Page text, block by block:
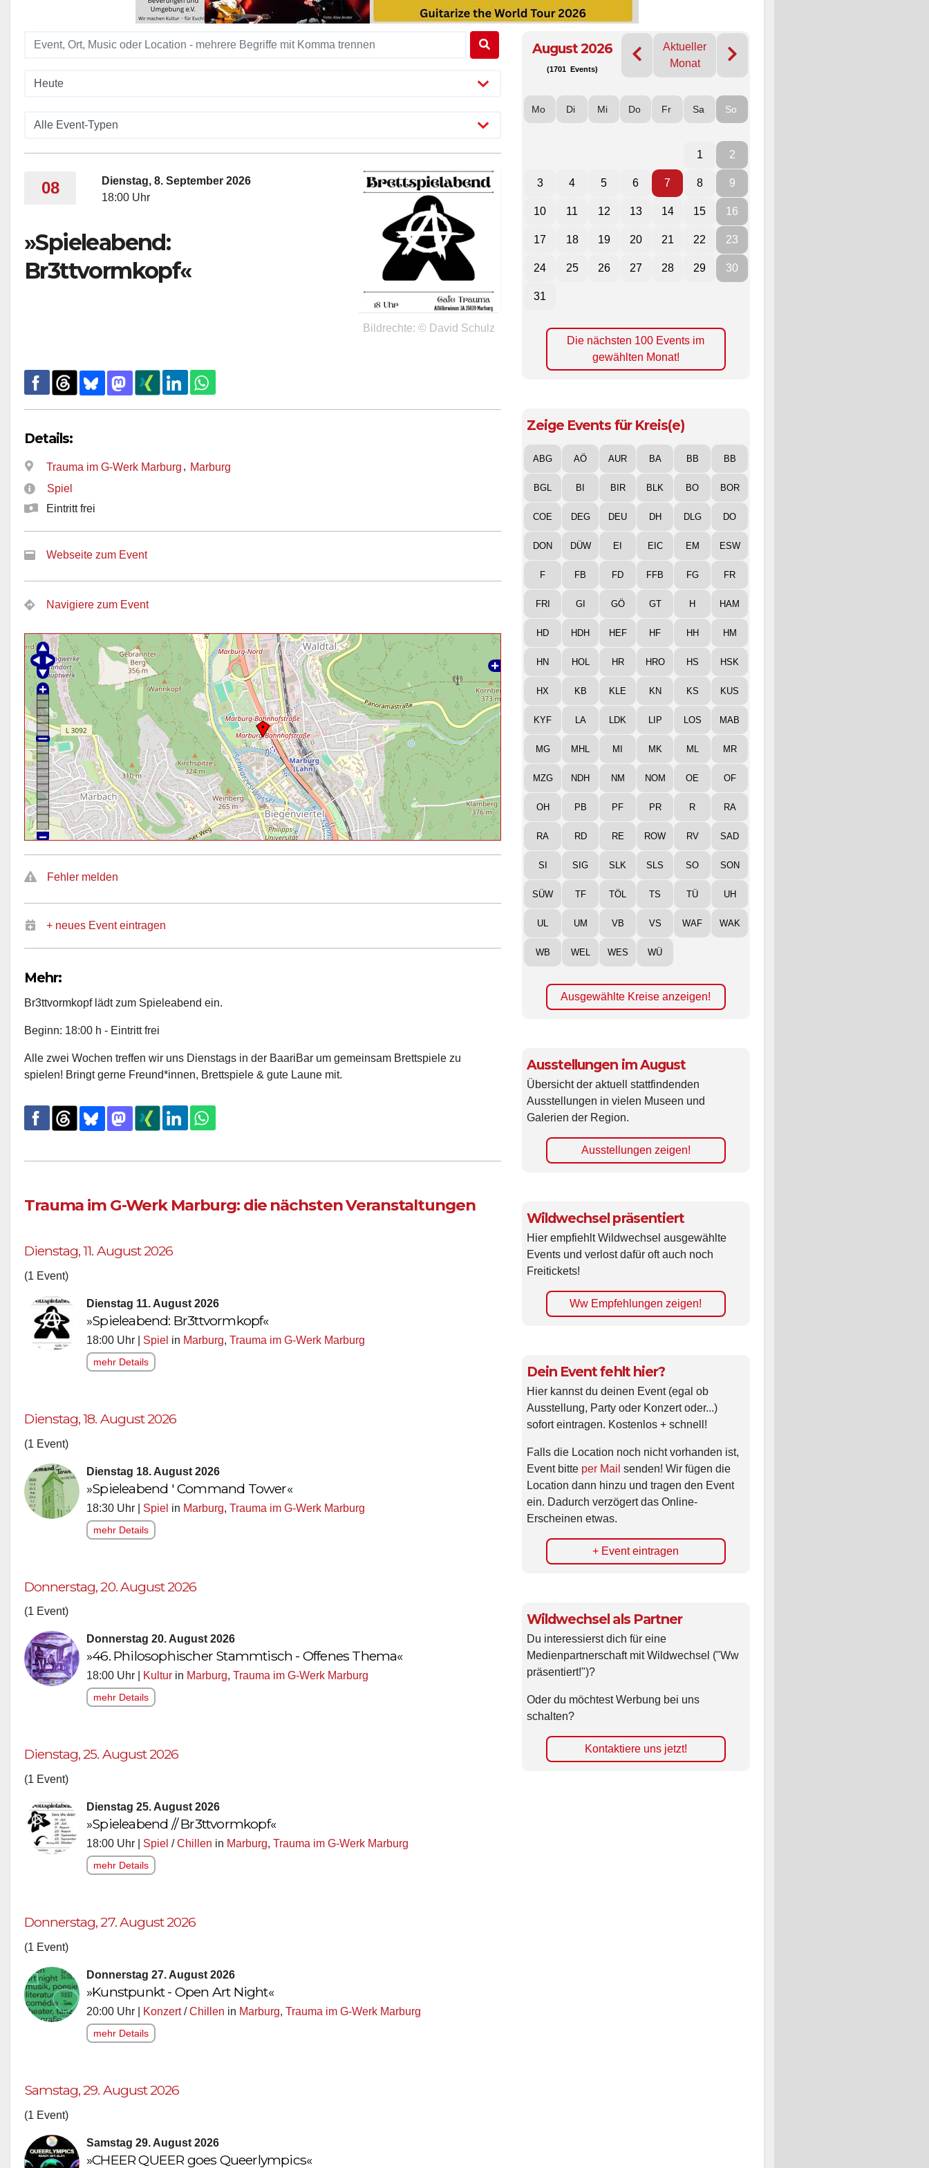
08
Dienstag, 8. September 2026
18:00 Uhr
»Spieleabend:
Br3ttvormkopf«
Bildrechte: © David Schulz
Details:
Trauma im G-Werk Marburg , Marburg
Spiel
Eintritt frei
Webseite zum Event
Navigiere zum Event
Fehler melden
+ neues Event eintragen
Mehr:
Br3ttvormkopf lädt zum Spieleabend ein.
Beginn: 18:00 h - Eintritt frei
Alle zwei Wochen treffen wir uns Dienstags in der BaariBar um gemeinsam Brettspiele zu
spielen! Bringt gerne Freund*innen, Brettspiele & gute Laune mit.
Trauma im G-Werk Marburg: die nächsten Veranstaltungen
Dienstag, 11. August 2026
(1 Event)
Dienstag 11. August 2026
»Spieleabend: Br3ttvormkopf«
18:00 Uhr | Spiel in Marburg, Trauma im G-Werk Marburg
mehr Details
Dienstag, 18. August 2026
(1 Event)
Dienstag 18. August 2026
»Spieleabend ' Command Tower«
18:30 Uhr | Spiel in Marburg, Trauma im G-Werk Marburg
mehr Details
Donnerstag, 20. August 2026
(1 Event)
Donnerstag 20. August 2026
»46. Philosophischer Stammtisch - Offenes Thema«
18:00 Uhr | Kultur in Marburg, Trauma im G-Werk Marburg
mehr Details
Dienstag, 25. August 2026
(1 Event)
Dienstag 25. August 2026
»Spieleabend // Br3ttvormkopf«
18:00 Uhr | Spiel /Chillen in Marburg, Trauma im G-Werk Marburg
mehr Details
Donnerstag, 27. August 2026
(1 Event)
Donnerstag 27. August 2026
»Kunstpunkt - Open Art Night«
20:00 Uhr | Konzert/Chillen in Marburg, Trauma im G-Werk Marburg
mehr Details
Samstag, 29. August 2026
(1 Event)
Samstag 29. August 2026
»CHEER QUEER goes Queerlympics«
August 2026
(1701 Events)
Aktueller
Monat
Mo Di Mi Do Fr Sa So
1 2
3 4 5 6 7 8 9
10 11 12 13 14 15 16
17 18 19 20 21 22 23
24 25 26 27 28 29 30
31
Die nächsten 100 Events im
gewählten Monat!
Zeige Events für Kreis(e)
ABG AÖ AUR BA BB BB
BGL BI BIR BLK BO BOR
COE DEG DEU DH DLG DO
DON DÜW EI EIC EM ESW
F FB FD FFB FG FR
FRI GI GÖ GT H HAM
HD HDH HEF HF HH HM
HN HOL HR HRO HS HSK
HX KB KLE KN KS KUS
KYF LA LDK LIP LOS MAB
MG MHL MI MK ML MR
MZG NDH NM NOM OE OF
OH PB PF PR R RA
RA RD RE ROW RV SAD
SI SIG SLK SLS SO SON
SÜW TF TÖL TS TÜ UH
UL UM VB VS WAF WAK
WB WEL WES WÜ
Ausgewählte Kreise anzeigen!
Ausstellungen im August
Übersicht der aktuell stattfindenden
Ausstellungen in vielen Museen und
Galerien der Region.
Ausstellungen zeigen!
Wildwechsel präsentiert
Hier empfiehlt Wildwechsel ausgewählte
Events und verlost dafür oft auch noch
Freitickets!
Ww Empfehlungen zeigen!
Dein Event fehlt hier?
Hier kannst du deinen Event (egal ob
Ausstellung, Party oder Konzert oder...)
sofort eintragen. Kostenlos + schnell!
Falls die Location noch nicht vorhanden ist,
Event bitte per Mail senden! Wir fügen die
Location dann hinzu und tragen den Event
ein. Dadurch verzögert das Online-
Erscheinen etwas.
+ Event eintragen
Wildwechsel als Partner
Du interessierst dich für eine
Medienpartnerschaft mit Wildwechsel ("Ww
präsentiert!")?
Oder du möchtest Werbung bei uns
schalten?
Kontaktiere uns jetzt!